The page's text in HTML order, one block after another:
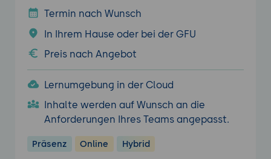
Termin nach Wunsch
In Ihrem Hause oder bei der GFU
Preis nach Angebot
Lernumgebung in der Cloud
Inhalte werden auf Wunsch an die
Anforderungen Ihres Teams angepasst.
Präsenz Online Hybrid